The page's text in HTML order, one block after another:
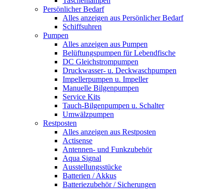
Persönlicher Bedarf
Alles anzeigen aus Persönlicher Bedarf
Schiffsuhren
Pumpen
Alles anzeigen aus Pumpen
Belüftungspumpen für Lebendfische
DC Gleichstrompumpen
Druckwasser- u. Deckwaschpumpen
Impellerpumpen u. Impeller
Manuelle Bilgenpumpen
Service Kits
Tauch-Bilgenpumpen u. Schalter
Umwälzpumpen
Restposten
Alles anzeigen aus Restposten
Actisense
Antennen- und Funkzubehör
Aqua Signal
Ausstellungsstücke
Batterien / Akkus
Batteriezubehör / Sicherungen